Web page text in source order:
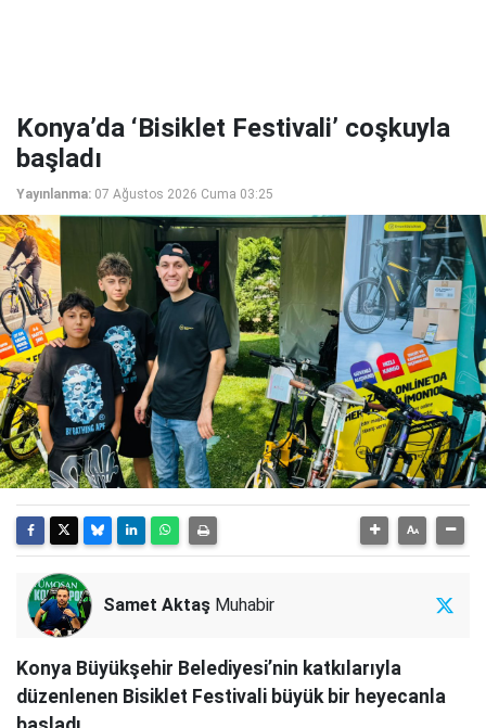
Konya’da ‘Bisiklet Festivali’ coşkuyla
başladı
Yayınlanma: 07 Ağustos 2026 Cuma 03:25
Samet Aktaş Muhabir
Konya Büyükşehir Belediyesi’nin katkılarıyla
düzenlenen Bisiklet Festivali büyük bir heyecanla